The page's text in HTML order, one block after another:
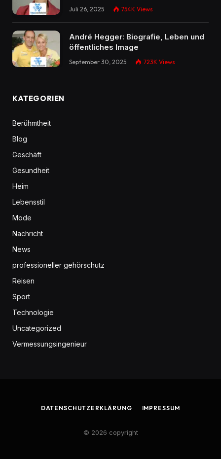
Juli 26, 2025 754K Views
André Hegger: Biografie, Leben und
öffentliches Image
September 30, 2025 723K Views
KATEGORIEN
Berühmtheit
Blog
Geschäft
Gesundheit
Heim
Lebensstil
Mode
Nachricht
News
professioneller gehörschutz
Reisen
Sport
Technologie
Uncategorized
Vermessungsingenieur
DATENSCHUTZERKLÄRUNG IMPRESSUM
© 2026 copyright